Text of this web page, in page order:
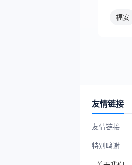
福安
友情链接
友情链接
特别鸣谢